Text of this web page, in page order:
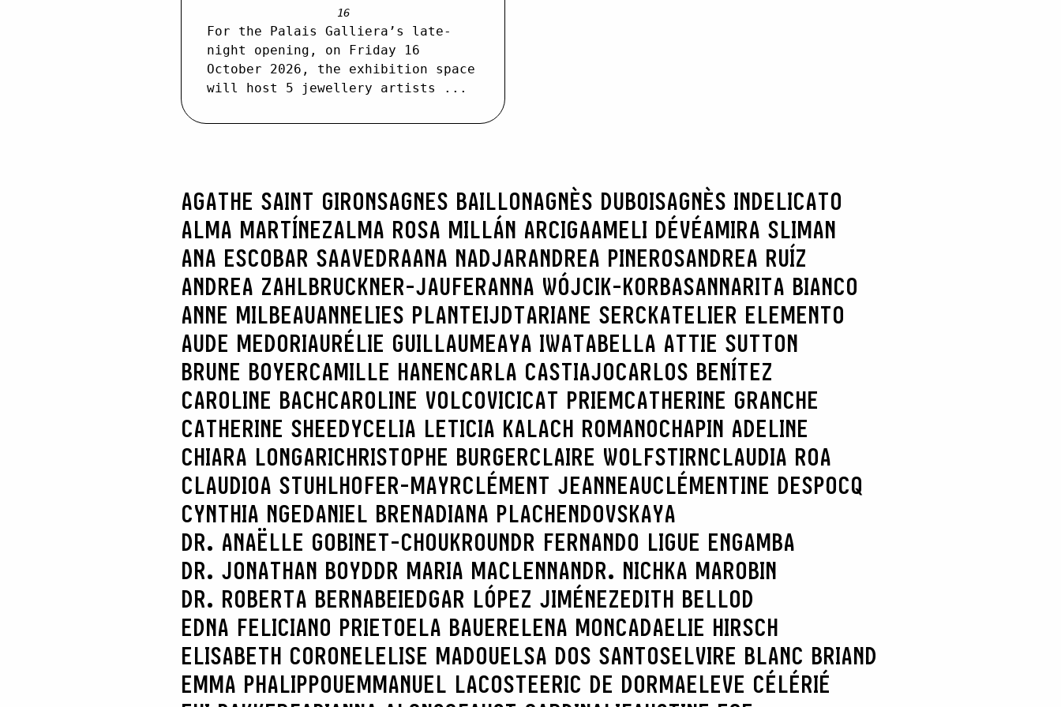
16
For the Palais Galliera’s late-
night opening, on Friday 16
October 2026, the exhibition space
will host 5 jewellery artists ...
AGATHE SAINT GIRONSAGNES BAILLONAGNÈS DUBOISAGNÈS INDELICATO
ALMA MARTÍNEZALMA ROSA MILLÁN ARCIGAAMELI DÉVÉAMIRA SLIMAN
ANA ESCOBAR SAAVEDRAANA NADJARANDREA PINEROSANDREA RUÍZ
ANDREA ZAHLBRUCKNER-JAUFERANNA WÓJCIK-KORBASANNARITA BIANCO
ANNE MILBEAUANNELIES PLANTEIJDTARIANE SERCKATELIER ELEMENTO
AUDE MEDORIAURÉLIE GUILLAUMEAYA IWATABELLA ATTIE SUTTON
BRUNE BOYERCAMILLE HANENCARLA CASTIAJOCARLOS BENÍTEZ
CAROLINE BACHCAROLINE VOLCOVICICAT PRIEMCATHERINE GRANCHE
CATHERINE SHEEDYCELIA LETICIA KALACH ROMANOCHAPIN ADELINE
CHIARA LONGARICHRISTOPHE BURGERCLAIRE WOLFSTIRNCLAUDIA ROA
CLAUDIOA STUHLHOFER-MAYRCLÉMENT JEANNEAUCLÉMENTINE DESPOCQ
CYNTHIA NGEDANIEL BRENADIANA PLACHENDOVSKAYA
DR. ANAËLLE GOBINET-CHOUKROUNDR FERNANDO LIGUE ENGAMBA
DR. JONATHAN BOYDDR MARIA MACLENNANDR. NICHKA MAROBIN
DR. ROBERTA BERNABEIEDGAR LÓPEZ JIMÉNEZEDITH BELLOD
EDNA FELICIANO PRIETOELA BAUERELENA MONCADAELIE HIRSCH
ELISABETH CORONELELISE MADOUELSA DOS SANTOSELVIRE BLANC BRIAND
EMMA PHALIPPOUEMMANUEL LACOSTEERIC DE DORMAELEVE CÉLÉRIÉ